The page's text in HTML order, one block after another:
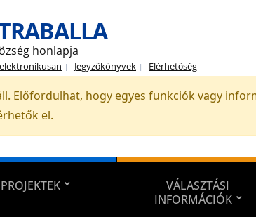
honlapja
Jegyzőkönyvek Elérhetőség
Előfordulhat, hogy egyes funkciók vagy
el.
PROJEKTEK
VÁLASZTÁSI
INFORMÁCIÓK